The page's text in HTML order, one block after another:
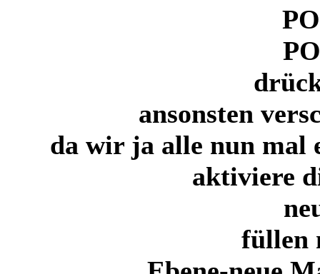
ansonsten
da wir ja alle nun mal
aktiviere
füllen